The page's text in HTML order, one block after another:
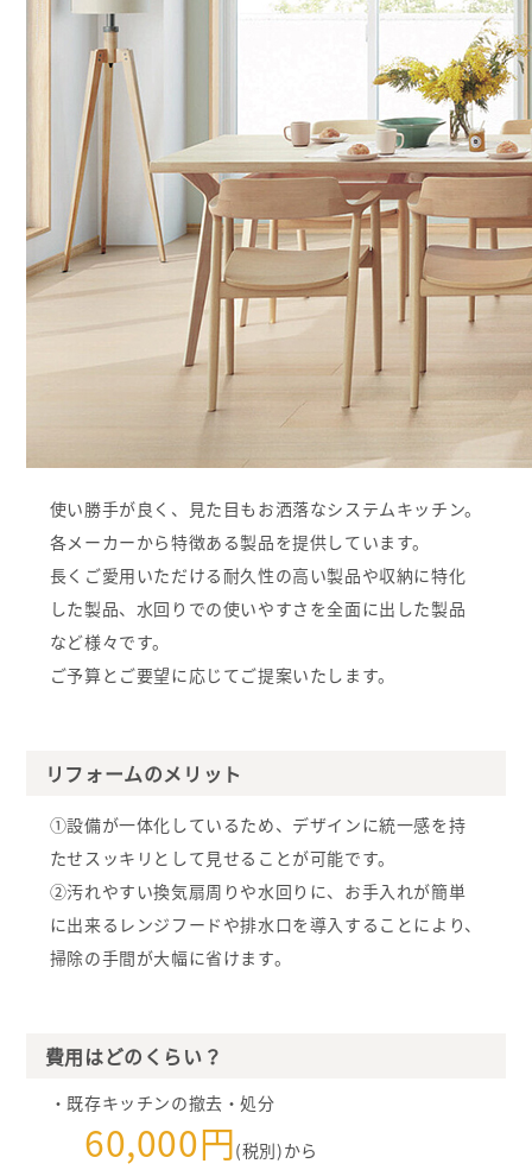
使い勝手が良く、見た目もお洒落なシステムキッチン。
各メーカーから特徴ある製品を提供しています。
長くご愛用いただける耐久性の高い製品や収納に特化
した製品、水回りでの使いやすさを全面に出した製品
など様々です。
ご予算とご要望に応じてご提案いたします。
リフォームのメリット
①設備が一体化しているため、デザインに統一感を持
たせスッキリとして見せることが可能です。
②汚れやすい換気扇周りや水回りに、お手入れが簡単
に出来るレンジフードや排水口を導入することにより、
掃除の手間が大幅に省けます。
費用はどのくらい？
・既存キッチンの撤去・処分
60,000円(税別)から